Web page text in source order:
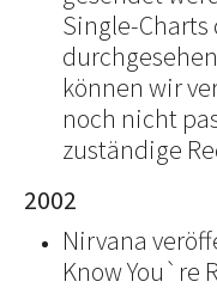
Single-Charts
können wir
noch nicht
zuständige
2002
Nirvana
Know You`re